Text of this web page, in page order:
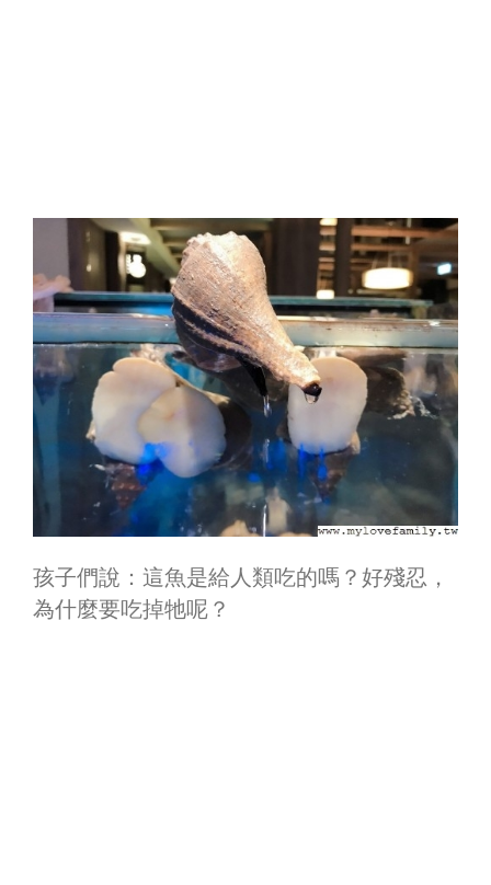
孩子們說：這魚是給人類吃的嗎？好殘忍，
為什麼要吃掉牠呢？